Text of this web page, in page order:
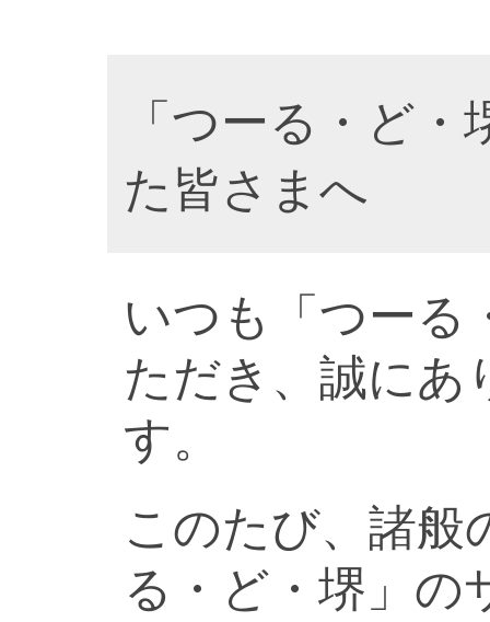
「つーる・ど
た皆さまへ
いつも「つーる
ただき、誠にあ
す。
このたび、諸般
る・ど・堺」の